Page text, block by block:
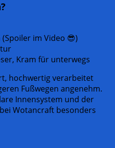
im Video 😎)
Kram für unterwegs
hochwertig verarbeitet
Fußwegen angenehm.
Innensystem und der
Wotancraft besonders